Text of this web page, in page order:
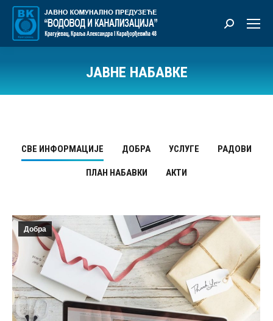
Претрага:
ЈАВНЕ НАБАВКЕ
СВЕ ИНФОРМАЦИЈЕ ДОБРА УСЛУГЕ РАДОВИ
ПЛАН НАБАВКИ АКТИ
Добра